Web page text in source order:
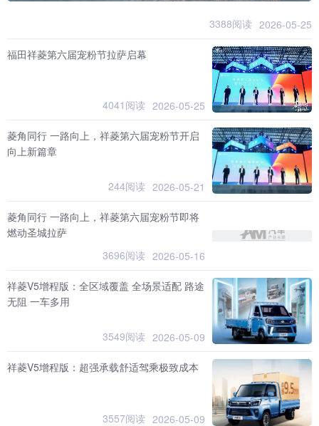
3388阅读 2026-05-25
福田祥菱第六届宠粉节拉萨启幕
4041阅读 2026-05-25
菱角同行 一路向上，祥菱第六届宠粉节开启
向上新篇章
244阅读 2026-05-21
菱角同行 一路向上，祥菱第六届宠粉节即将
燃动圣城拉萨
3696阅读 2026-05-16
祥菱V5增程版：全区域覆盖 全场景适配 路途
无阻 一车多用
3549阅读 2026-05-09
祥菱V5增程版：超强承载舒适驾乘极致成本
3557阅读 2026-05-09